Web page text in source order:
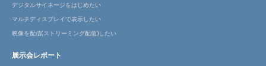
デジタルサイネージをはじめたい
マルチディスプレイで表示したい
映像を配信(ストリーミング配信)したい
展示会レポート